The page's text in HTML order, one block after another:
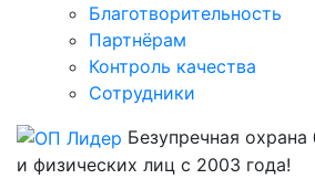
Благотворительность
Партнёрам
Контроль качества
Сотрудники
Безупречная охрана
и физических лиц с 2003 года!